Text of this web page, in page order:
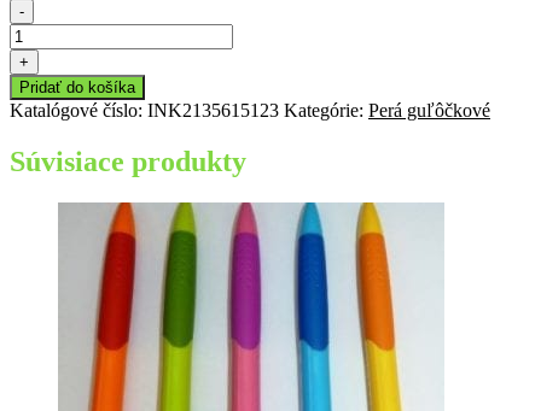
-
množstvo
Pero
guľôčkové
HZ
9399
+
Pridať do košíka
Katalógové číslo: INK2135615123 Kategórie: Perá guľôčkové
Súvisiace produkty